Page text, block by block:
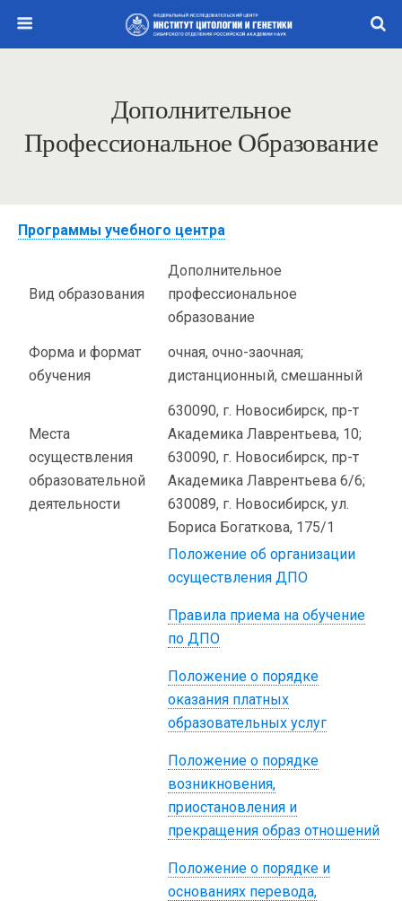
Дополнительное
Профессиональное Образование
Программы учебного центра
Вид образования
Дополнительное
профессиональное
образование
Форма и формат
обучения
очная, очно-заочная;
дистанционный, смешанный
Места
осуществления
образовательной
деятельности
630090, г. Новосибирск, пр-т
Академика Лаврентьева, 10;
630090, г. Новосибирск, пр-т
Академика Лаврентьева 6/6;
630089, г. Новосибирск, ул.
Бориса Богаткова, 175/1
Положение об организации
осуществления ДПО
Правила приема на обучение
по ДПО
Положение о порядке
оказания платных
образовательных услуг
Положение о порядке
возникновения,
приостановления и
прекращения образ отношений
Положение о порядке и
основаниях перевода,